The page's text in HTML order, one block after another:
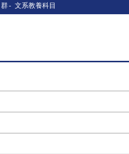
文系教養科目